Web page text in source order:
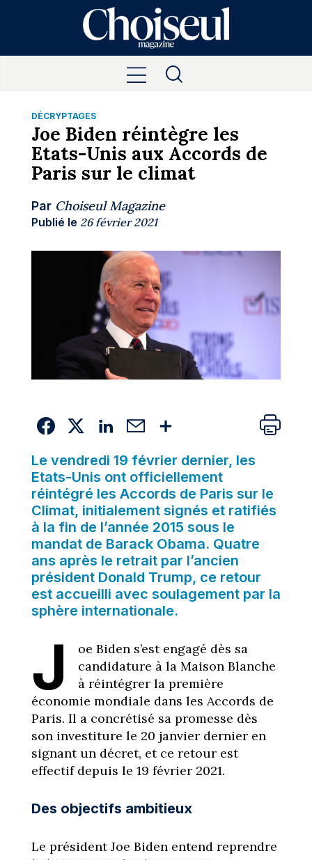
DÉCRYPTAGES
Joe Biden réintègre les
Etats-Unis aux Accords de
Paris sur le climat
Par Choiseul Magazine
Publié le 26 février 2021
Le vendredi 19 février dernier, les
Etats-Unis ont officiellement
réintégré les Accords de Paris sur le
Climat, initialement signés et ratifiés
à la fin de l’année 2015 sous le
mandat de Barack Obama. Quatre
ans après le retrait par l’ancien
président Donald Trump, ce retour
est accueilli avec soulagement par la
sphère internationale.
J
oe Biden s’est engagé dès sa
candidature à la Maison Blanche
à réintégrer la première
économie mondiale dans les Accords de
Paris. Il a concrétisé sa promesse dès
son investiture le 20 janvier dernier en
signant un décret, et ce retour est
effectif depuis le 19 février 2021.
Des objectifs ambitieux
Le président Joe Biden entend reprendre